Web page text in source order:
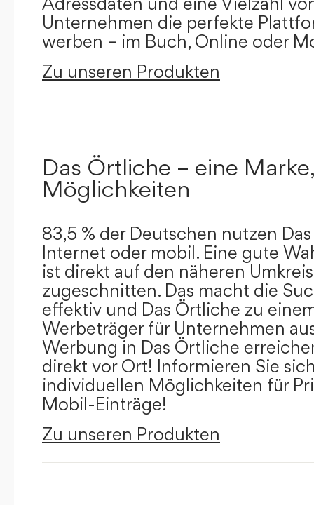
Unternehmen die perfekte
werben – im Buch, Online oder
Zu unseren Produkten
Das Örtliche – eine
Möglichkeiten
83,5 % der Deutschen nutzen
Internet oder mobil. Eine gute
ist direkt auf den näheren
zugeschnitten. Das macht die
effektiv und Das Örtliche zu
Werbeträger für Unternehmen
Werbung in Das Örtliche
direkt vor Ort! Informieren Sie
individuellen Möglichkeiten für
Mobil-Einträge!
Zu unseren Produkten